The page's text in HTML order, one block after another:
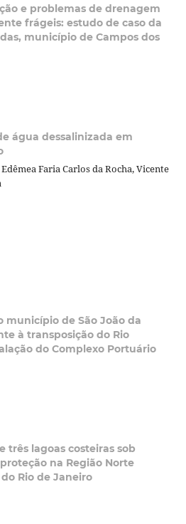
e problemas de drenagem
frágeis: estudo de caso da
município de Campos dos
água dessalinizada em
Faria Carlos da Rocha, Vicente
município de São João da
à transposição do Rio
do Complexo Portuário
três lagoas costeiras sob
na Região Norte
Rio de Janeiro